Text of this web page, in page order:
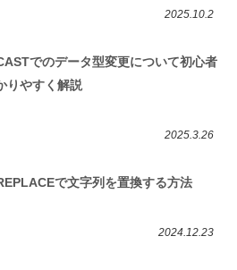
2025.10.2
でのデータ型変更について初心者
りやすく解説
2025.3.26
で文字列を置換する方法
2024.12.23